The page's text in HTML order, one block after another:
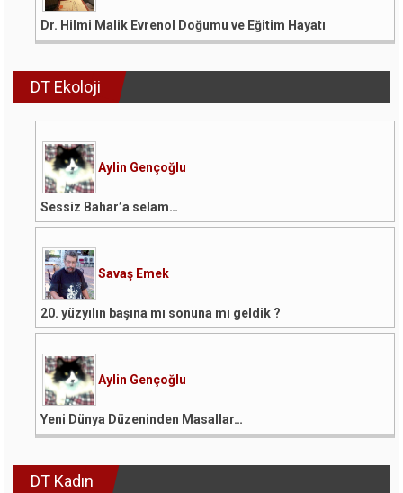
Dr. Hilmi Malik Evrenol Doğumu ve Eğitim Hayatı
DT Ekoloji
Aylin Gençoğlu
Sessiz Bahar’a selam…
Savaş Emek
20. yüzyılın başına mı sonuna mı geldik ?
Aylin Gençoğlu
Yeni Dünya Düzeninden Masallar…
DT Kadın